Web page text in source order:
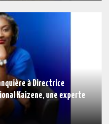
à Directrice
Kaizene, une experte